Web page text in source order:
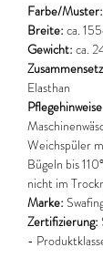
Farbe/Muster:
Breite: ca.
Gewicht: ca.
Elasthan
Weichspüler
Bügeln bis
nicht im
Marke:
Zertifizierung:
-